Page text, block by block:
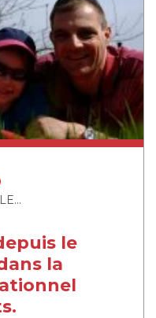
le
la